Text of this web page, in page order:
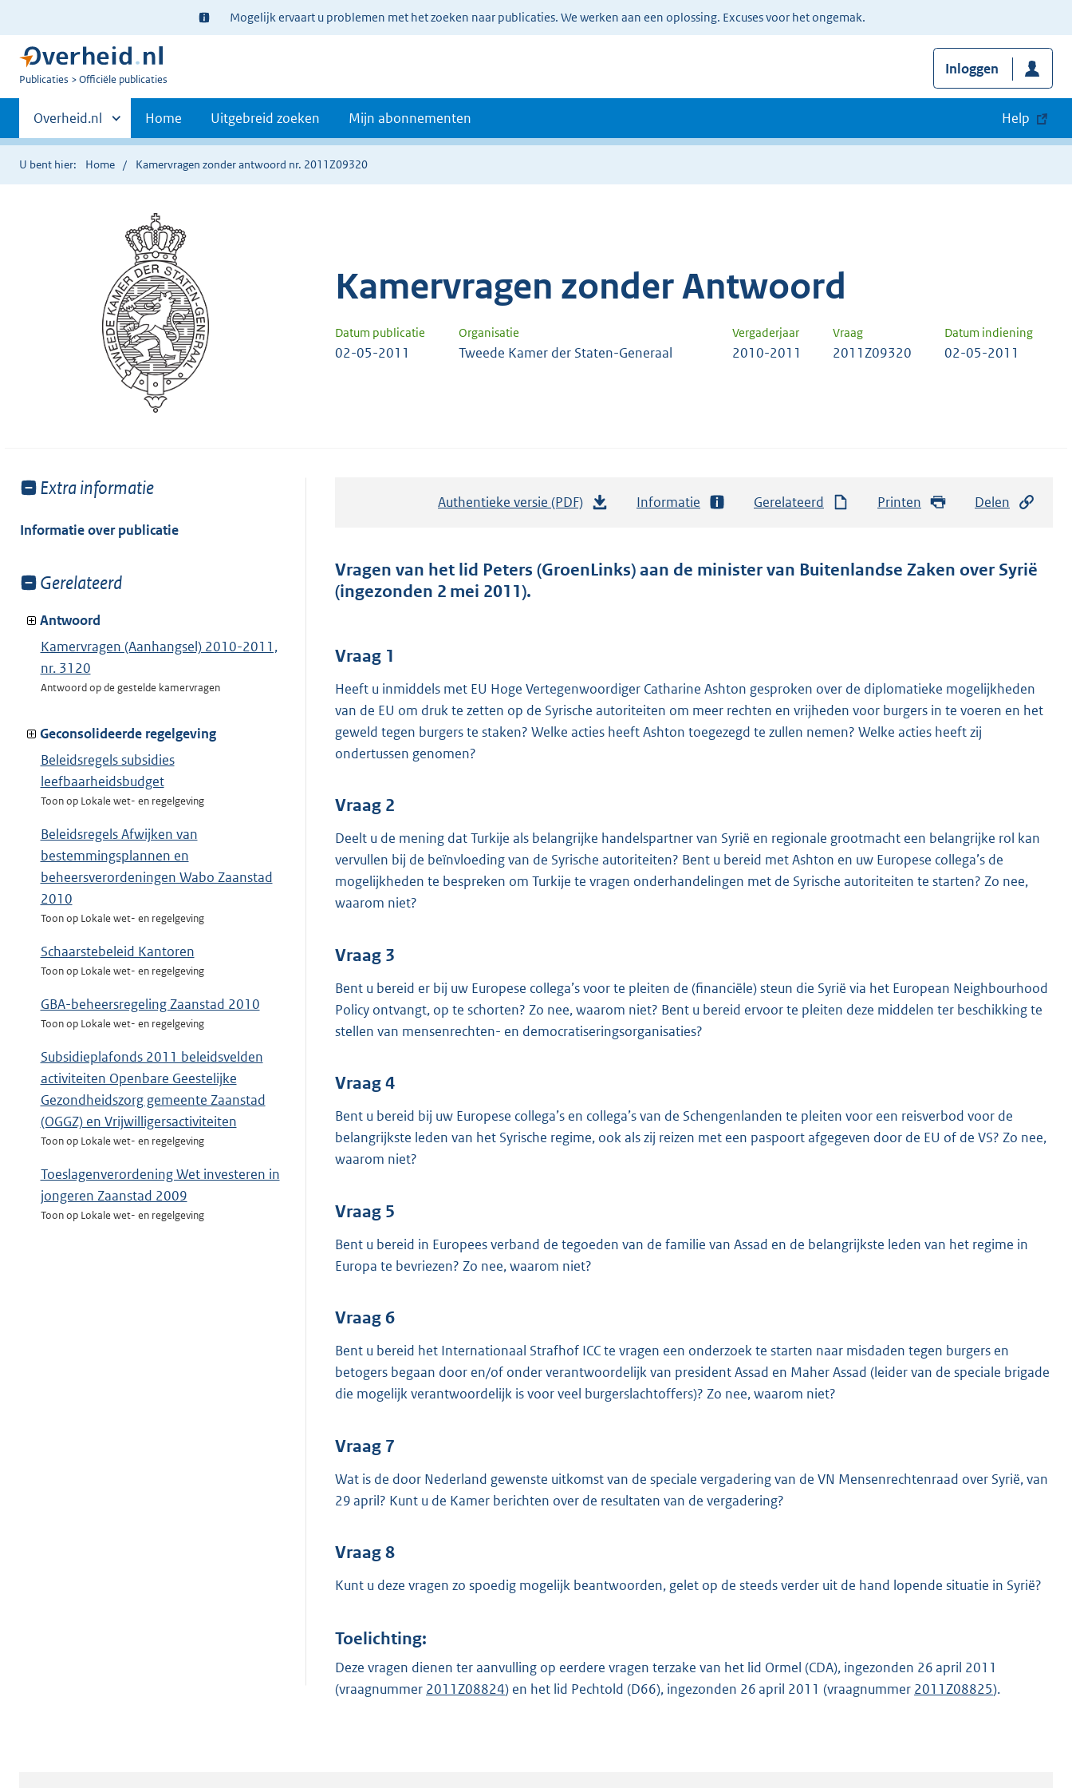
Ter
informatie:
Mogelijk ervaart u problemen met het zoeken naar publicaties. We werken aan een oplossing. Excuses voor het ongemak.
U
Publicaties Officiële publicaties
Inloggen
Primaire
navigatie
Andere
sites
binnen
Overheid.nl Home Uitgebreid zoeken Mijn abonnementen Help
U bent hier: Home Kamervragen zonder antwoord nr. 2011Z09320
Kamervragen zonder Antwoord
Datum publicatie Organisatie Vergaderjaar Vraag Datum indiening
02-05-2011 Tweede Kamer der Staten-Generaal 2010-2011 2011Z09320 02-05-2011
Toon
van:
Extra informatie
Informatie over publicatie
Toon
van:
Gerelateerd
Antwoord
Kamervragen (Aanhangsel) 2010-2011,
nr. 3120
Antwoord op de gestelde kamervragen
Geconsolideerde regelgeving
Beleidsregels subsidies
leefbaarheidsbudget
Toon op Lokale wet- en regelgeving
Beleidsregels Afwijken van
bestemmingsplannen en
beheersverordeningen Wabo Zaanstad
2010
Toon op Lokale wet- en regelgeving
Schaarstebeleid Kantoren
Toon op Lokale wet- en regelgeving
GBA-beheersregeling Zaanstad 2010
Toon op Lokale wet- en regelgeving
Subsidieplafonds 2011 beleidsvelden
activiteiten Openbare Geestelijke
Gezondheidszorg gemeente Zaanstad
(OGGZ) en Vrijwilligersactiviteiten
Toon op Lokale wet- en regelgeving
Toeslagenverordening Wet investeren in
jongeren Zaanstad 2009
Toon op Lokale wet- en regelgeving
Authentieke versie (PDF)
t
r
o
o
4
0
K
Informatie Gerelateerd Printen Delen
Vragen van het lid Peters (GroenLinks) aan de minister van Buitenlandse Zaken over Syrië
(ingezonden 2 mei 2011).
Vraag 1
Heeft u inmiddels met EU Hoge Vertegenwoordiger Catharine Ashton gesproken over de diplomatieke mogelijkheden
van de EU om druk te zetten op de Syrische autoriteiten om meer rechten en vrijheden voor burgers in te voeren en het
geweld tegen burgers te staken? Welke acties heeft Ashton toegezegd te zullen nemen? Welke acties heeft zij
ondertussen genomen?
Vraag 2
Deelt u de mening dat Turkije als belangrijke handelspartner van Syrië en regionale grootmacht een belangrijke rol kan
vervullen bij de beïnvloeding van de Syrische autoriteiten? Bent u bereid met Ashton en uw Europese collega’s de
mogelijkheden te bespreken om Turkije te vragen onderhandelingen met de Syrische autoriteiten te starten? Zo nee,
waarom niet?
Vraag 3
Bent u bereid er bij uw Europese collega’s voor te pleiten de (financiële) steun die Syrië via het European Neighbourhood
Policy ontvangt, op te schorten? Zo nee, waarom niet? Bent u bereid ervoor te pleiten deze middelen ter beschikking te
stellen van mensenrechten- en democratiseringsorganisaties?
Vraag 4
Bent u bereid bij uw Europese collega’s en collega’s van de Schengenlanden te pleiten voor een reisverbod voor de
belangrijkste leden van het Syrische regime, ook als zij reizen met een paspoort afgegeven door de EU of de VS? Zo nee,
waarom niet?
Vraag 5
Bent u bereid in Europees verband de tegoeden van de familie van Assad en de belangrijkste leden van het regime in
Europa te bevriezen? Zo nee, waarom niet?
Vraag 6
Bent u bereid het Internationaal Strafhof ICC te vragen een onderzoek te starten naar misdaden tegen burgers en
betogers begaan door en/of onder verantwoordelijk van president Assad en Maher Assad (leider van de speciale brigade
die mogelijk verantwoordelijk is voor veel burgerslachtoffers)? Zo nee, waarom niet?
Vraag 7
Wat is de door Nederland gewenste uitkomst van de speciale vergadering van de VN Mensenrechtenraad over Syrië, van
29 april? Kunt u de Kamer berichten over de resultaten van de vergadering?
Vraag 8
Kunt u deze vragen zo spoedig mogelijk beantwoorden, gelet op de steeds verder uit de hand lopende situatie in Syrië?
Toelichting:
Deze vragen dienen ter aanvulling op eerdere vragen terzake van het lid Ormel (CDA), ingezonden 26 april 2011
(vraagnummer 2011Z08824) en het lid Pechtold (D66), ingezonden 26 april 2011 (vraagnummer 2011Z08825).